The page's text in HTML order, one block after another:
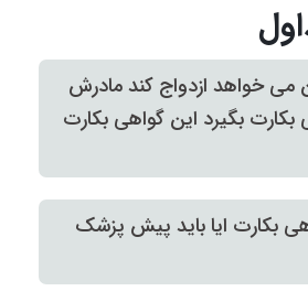
خواهد ازدواج کند مادرش
بکارت بگیرد این گواهی بکارت
بکارت ایا باید پیش پزشک